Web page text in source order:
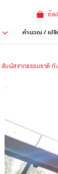
ช้อ
คำนวณ / เป
สัมผัสจากธรรมชาติ กั